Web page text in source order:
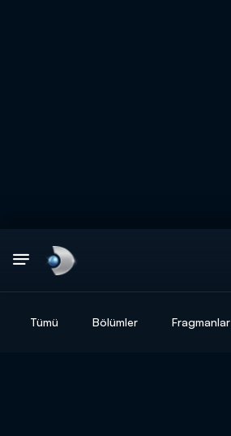
Tümü Bölümler Fragmanlar